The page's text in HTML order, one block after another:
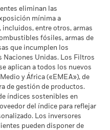
los ingresos brutos
de su inversión puede
de las fluctuaciones del
se realiza en una divisa
de la rentabilidad
0,00%
61,68%
40,33%
eliminan las
mínima a
entre otros, armas
fósiles, armas de
que incumplen los
Naciones Unidas. Los Filtros
aplican a todos los nuevos
y África («EMEA»), de
de gestión de productos.
índices sostenibles en
del índice para reflejar
Los inversores
pueden disponer de